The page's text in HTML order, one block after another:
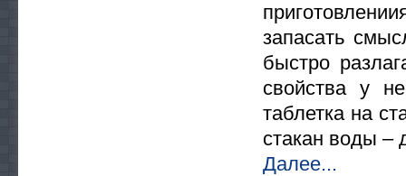
запасать
быстро
свойства у
таблетка на
стакан воды –
Далее...